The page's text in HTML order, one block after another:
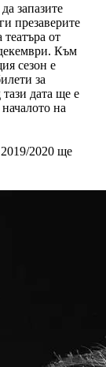
запазите
презаверите
театъра от
Към
сезон е
за
дата ще е
на
2019/2020 ще